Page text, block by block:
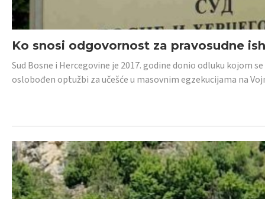
Ko snosi odgovornost za pravosudne
Sud Bosne i Hercegovine je 2017. godine donio odluku kojom
oslobođen optužbi za učešće u masovnim egzekucijama na